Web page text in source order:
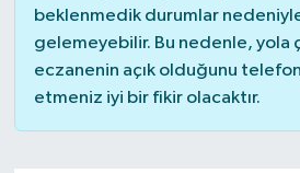
beklenmedik durumlar
gelemeyebilir. Bu nedenle, yola
eczanenin açık olduğunu telefon
etmeniz iyi bir fikir olacaktır.